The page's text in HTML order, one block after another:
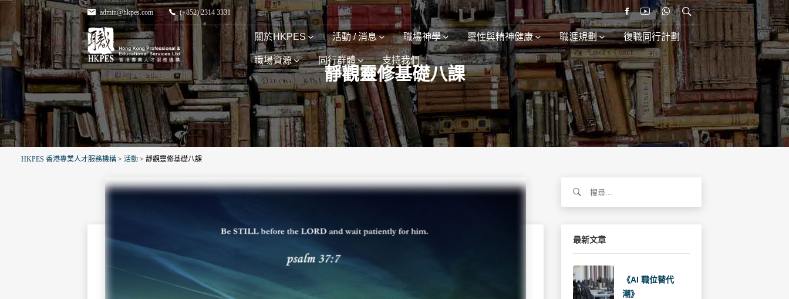
admin@hkpes.com (+852) 2314 3331
關於HKPES 活動 / 消息 職場神學 靈性與精神健康 職涯規劃 復職同行計劃
職場資源 同行群體 支持我們
靜觀靈修基礎八課
HKPES 香港專業人才服務機構 > 活動 > 靜觀靈修基礎八課
關
最新文章
《AI 職位替代
潮》